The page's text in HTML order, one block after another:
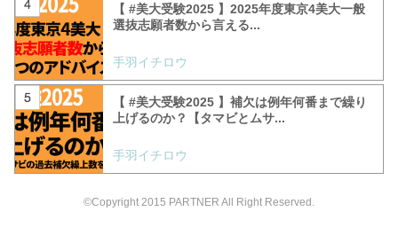
【 #美大受験2025 】2025年度東京4美大一般
選抜志願者数から言える...
手羽イチロウ
【 #美大受験2025 】補欠は例年何番まで繰り
上げるのか？【タマビとムサ...
手羽イチロウ
©Copyright 2015 PARTNER All Right Reserved.